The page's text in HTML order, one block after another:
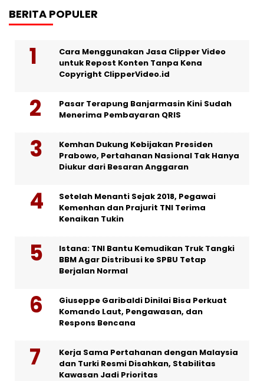
BERITA POPULER
Cara Menggunakan Jasa Clipper Video
untuk Repost Konten Tanpa Kena
Copyright ClipperVideo.id
Pasar Terapung Banjarmasin Kini Sudah
Menerima Pembayaran QRIS
Kemhan Dukung Kebijakan Presiden
Prabowo, Pertahanan Nasional Tak Hanya
Diukur dari Besaran Anggaran
Setelah Menanti Sejak 2018, Pegawai
Kemenhan dan Prajurit TNI Terima
Kenaikan Tukin
Istana: TNI Bantu Kemudikan Truk Tangki
BBM Agar Distribusi ke SPBU Tetap
Berjalan Normal
Giuseppe Garibaldi Dinilai Bisa Perkuat
Komando Laut, Pengawasan, dan
Respons Bencana
Kerja Sama Pertahanan dengan Malaysia
dan Turki Resmi Disahkan, Stabilitas
Kawasan Jadi Prioritas